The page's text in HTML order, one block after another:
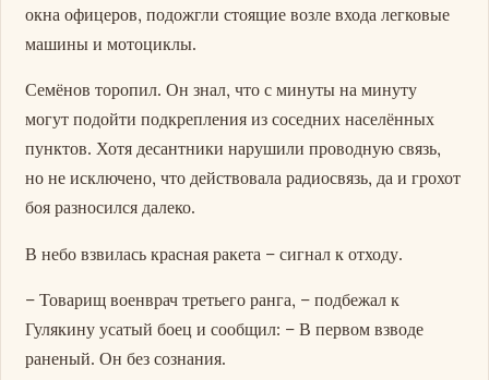
окна офицеров, подожгли стоящие возле входа легковые
машины и мотоциклы.
Семёнов торопил. Он знал, что с минуты на минуту
могут подойти подкрепления из соседних населённых
пунктов. Хотя десантники нарушили проводную связь,
но не исключено, что действовала радиосвязь, да и грохот
боя разносился далеко.
В небо взвилась красная ракета – сигнал к отходу.
– Товарищ военврач третьего ранга, – подбежал к
Гулякину усатый боец и сообщил: – В первом взводе
раненый. Он без сознания.